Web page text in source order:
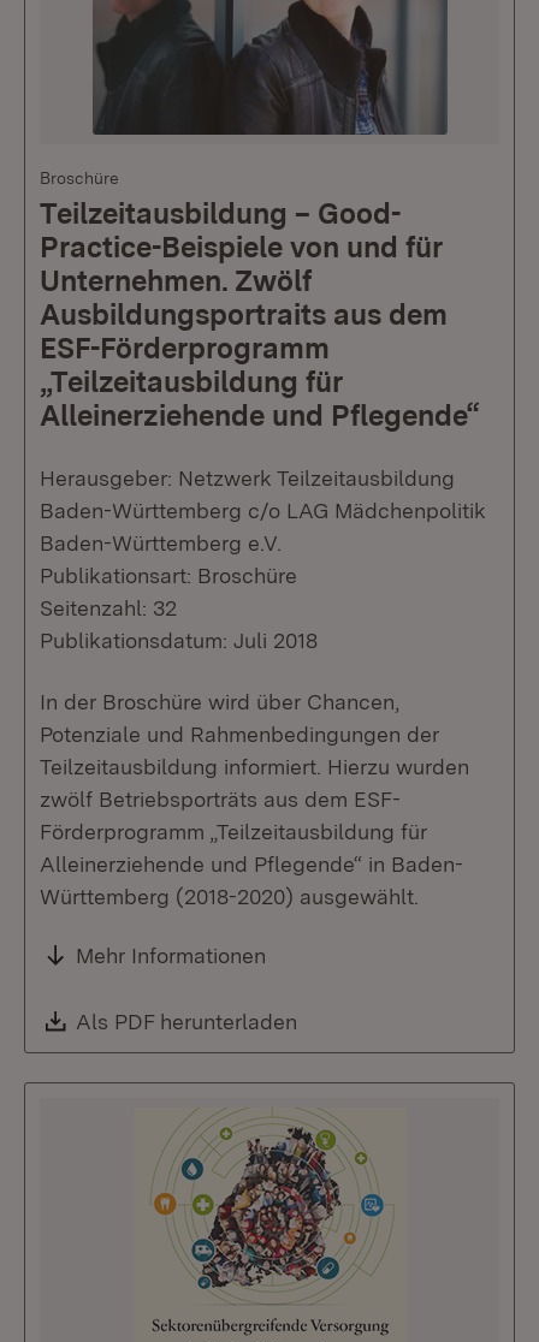
Broschüre
Teilzeitausbildung – Good-
Practice-Beispiele von und für
Unternehmen. Zwölf
Ausbildungsportraits aus dem
ESF-Förderprogramm
„Teilzeitausbildung für
Alleinerziehende und Pflegende“
Herausgeber: Netzwerk Teilzeitausbildung
Baden-Württemberg c/o LAG Mädchenpolitik
Baden-Württemberg e.V.
Publikationsart: Broschüre
Seitenzahl: 32
Publikationsdatum: Juli 2018
In der Broschüre wird über Chancen,
Potenziale und Rahmenbedingungen der
Teilzeitausbildung informiert. Hierzu wurden
zwölf Betriebsporträts aus dem ESF-
Förderprogramm „Teilzeitausbildung für
Alleinerziehende und Pflegende“ in Baden-
Württemberg (2018-2020) ausgewählt.
Mehr Informationen
Download:
Als PDF herunterladen